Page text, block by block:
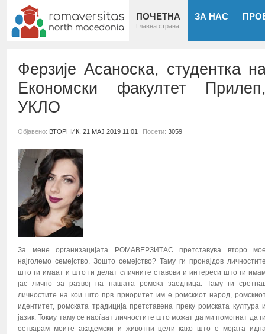
ПОЧЕТНА
Главна страна
ЗА НАС
Ферзије Асаноска, студентка
Економски факултет
УКЛО
Објавено: ВТОРНИК, 21 МАЈ 2019 11:01 Посети: 3059
За мене организацијата РОМАВЕРЗИТАС претставува второ
најголемо семејство. Зошто семејство? Таму ги пронајдов
што ги имаат и што ги делат сличните ставови и интереси што ги
јас лично за развој на нашата ромска заедница. Таму ги
личностите на кои што прв приоритет им е ромскиот народ,
идентитет, ромската традиција претставена преку ромската култура
јазик. Токму таму се наоѓаат личностите што можат да ми помогнат да
остварам моите академски и животни цели како што е мојата